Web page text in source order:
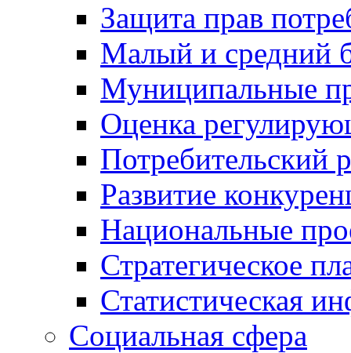
Защита прав
Малый и средний
Муниципальные
Оценка
Потребительский
Развитие
Национальные
Стратегическое
Статистическая
Социальная сфера